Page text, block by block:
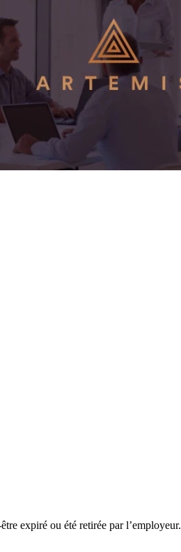
expiré ou été retirée par l’employeur.